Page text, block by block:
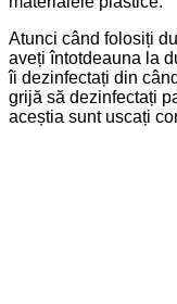
Atunci când folosiți
aveți întotdeauna la
îi dezinfectați din
grijă să dezinfectați
aceștia sunt uscați